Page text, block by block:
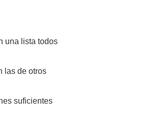
una lista todos
las de otros
suficientes